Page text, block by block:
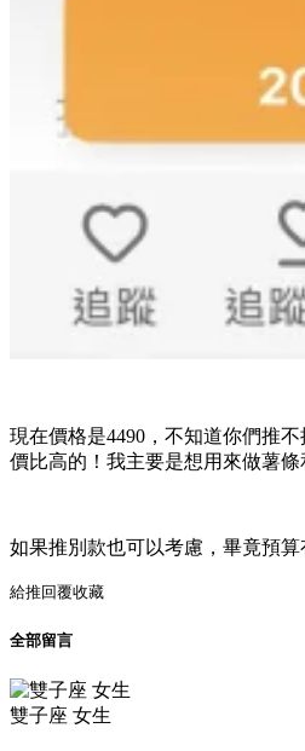
現在價格是4490，不知道你們推
價比高的！我主要是想用來做薯條
如果推別款也可以考慮，畢竟預
給推回覆收藏
全部留言
雙子座 女生